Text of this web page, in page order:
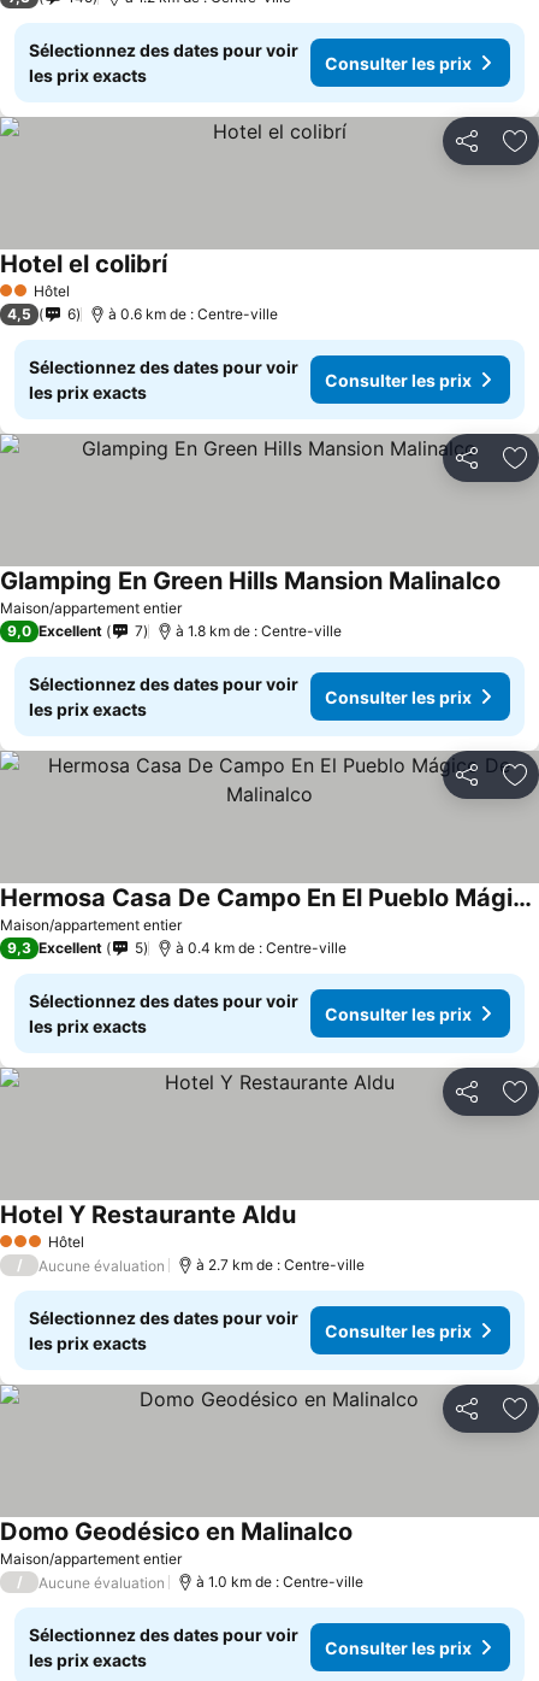
Sélectionnez des dates pour voir
les prix exacts
Consulter les prix
Partager
2 Étoiles
Hôtel
Hotel el colibríConsulter les prix
4,5 6 à 0.6 km de : Centre-ville
Sélectionnez des dates pour voir
les prix exacts
Consulter les prix
Partager
Maison/appartement entier
Glamping En Green Hills Mansion Malinalco
9,0 Excellent 7 à 1.8 km de : Centre-ville
Sélectionnez des dates pour voir
les prix exacts
Consulter les prix
Partager
Maison/appartement entier
Hermosa Casa De Campo En El Pueblo Mágico De Malinalco
Consulter les prix
9,3 Excellent 5 à 0.4 km de : Centre-ville
Sélectionnez des dates pour voir
les prix exacts
Consulter les prix
Partager
3 ÉtoilesHôtel
Hotel Y Restaurante AlduConsulter les prix
/ Aucune évaluation à 2.7 km de : Centre-ville
Sélectionnez des dates pour voir
les prix exacts
Consulter les prix
Partager
Maison/appartement entier
Domo Geodésico en Malinalco
/ Aucune évaluation à 1.0 km de : Centre-ville
Sélectionnez des dates pour voir
les prix exacts
Consulter les prix